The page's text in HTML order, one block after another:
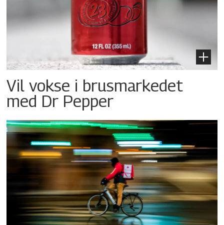
Vil vokse i brusmarkedet
med Dr Pepper